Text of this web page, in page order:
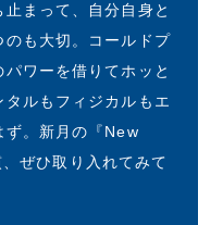
まって、自分自身と
のも大切。コールドプ
ワーを借りてホッと
ルもフィジカルもエ
ず。新月の『New
ぜひ取り入れてみて